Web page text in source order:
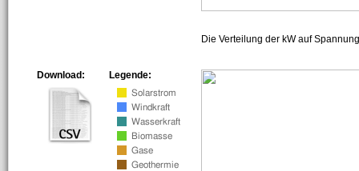
Die Verteilung der kW auf
Legende:
Download: